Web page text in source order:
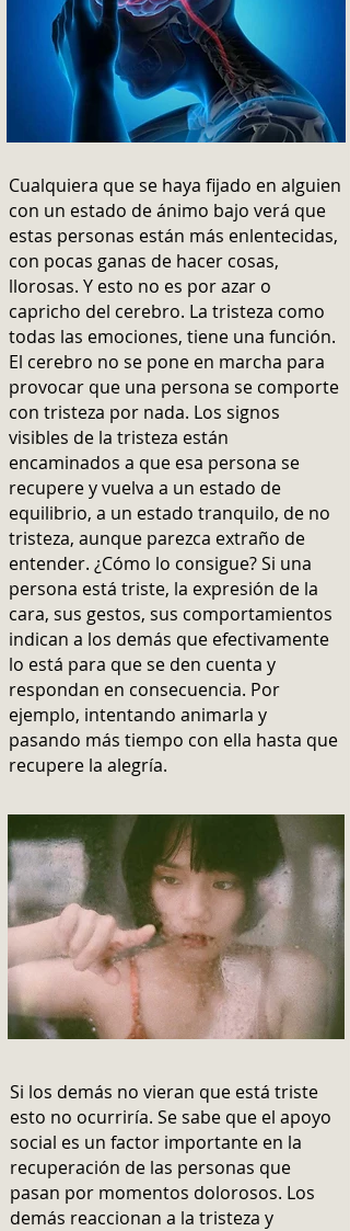
Cualquiera que se haya fijado en alguien
con un estado de ánimo bajo verá que
estas personas están más enlentecidas,
con pocas ganas de hacer cosas,
llorosas. Y esto no es por azar o
capricho del cerebro. La tristeza como
todas las emociones, tiene una función.
El cerebro no se pone en marcha para
provocar que una persona se comporte
con tristeza por nada. Los signos
visibles de la tristeza están
encaminados a que esa persona se
recupere y vuelva a un estado de
equilibrio, a un estado tranquilo, de no
tristeza, aunque parezca extraño de
entender. ¿Cómo lo consigue?Si una
persona está triste, la expresión de la
cara, sus gestos, sus comportamientos
indican a los demás que efectivamente
lo está para que se den cuenta y
respondan en consecuencia. Por
ejemplo, intentando animarla y
pasando más tiempo con ella hasta que
recupere la alegría.
Si los demás no vieran que está triste
esto no ocurriría. Se sabe que el apoyo
social es un factor importante en la
recuperación de las personas que
pasan por momentos dolorosos. Los
demás reaccionan a la tristeza y